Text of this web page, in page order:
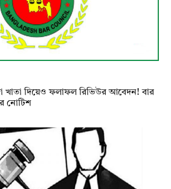
খাতা দিয়েও ফলাফল রিভিউর আবেদন! বার
নোটিশ